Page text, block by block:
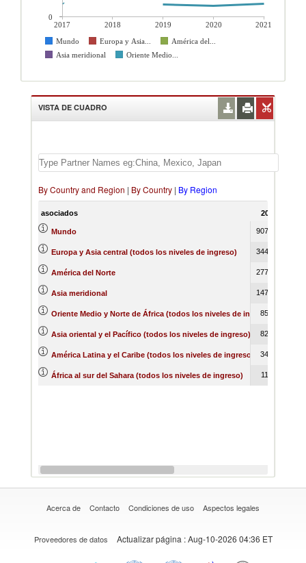
2017 2018 2019 2020
2021
Mundo
Europa y Asia...
América del...
Asia meridional
Oriente Medio...
0
VISTA DE CUADRO
By Country and Region | By Country | By Region
asociados 2017
Mundo 9073506
Europa y Asia central (todos los niveles de ingreso) 3440936
América del Norte 2775155
Asia meridional 1477455
Oriente Medio y Norte de África (todos los niveles de ingreso)852146
Asia oriental y el Pacífico (todos los niveles de ingreso) 826936
América Latina y el Caribe (todos los niveles de ingreso) 340357
África al sur del Sahara (todos los niveles de ingreso) 119868
Acerca de Contacto Condiciones de uso Aspectos legales
Proveedores de datos Actualizar página : Aug-10-2026 04:36 ET